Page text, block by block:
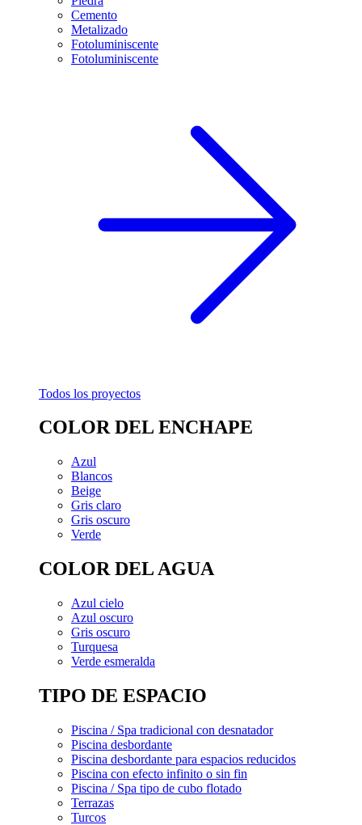
Cemento
Metalizado
Fotoluminiscente
Fotoluminiscente
Todos los proyectos
COLOR DEL ENCHAPE
Azul
Blancos
Beige
Gris claro
Gris oscuro
Verde
COLOR DEL AGUA
Azul cielo
Azul oscuro
Gris oscuro
Turquesa
Verde esmeralda
TIPO DE ESPACIO
Piscina / Spa tradicional con desnatador
Piscina desbordante
Piscina desbordante para espacios reducidos
Piscina con efecto infinito o sin fin
Piscina / Spa tipo de cubo flotado
Terrazas
Turcos